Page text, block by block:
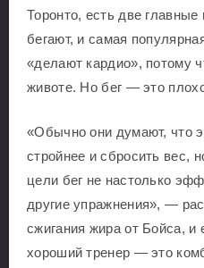
Торонто, есть две
бегают, и самая
«делают кардио», потому
животе. Но бег — это
«Обычно они думают, что
стройнее и сбросить вес,
цели бег не настолько
другие упражнения», —
сжигания жира от Бойса, и
хороший тренер — это